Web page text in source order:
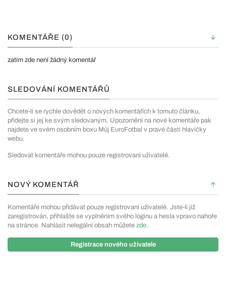
KOMENTÁŘE (0)
zatím zde není žádný komentář
SLEDOVÁNÍ KOMENTÁŘŮ
Chcete-li se rychle dovědět o nových komentářích k tomuto článku,
přidejte si jej ke svým sledovaným. Upozornění na nové komentáře pak
najdete ve svém osobním boxu Můj EuroFotbal v pravé části hlavičky
webu.
Sledovat komentáře mohou pouze registrovaní uživatelé.
NOVÝ KOMENTÁŘ
Komentáře mohou přidávat pouze registrovaní uživatelé. Jste-li již
zaregistrován, přihlašte se vyplněním svého loginu a hesla vpravo nahoře
na stránce. Nahlásit nelegální obsah můžete zde.
Registrace nového uživatele